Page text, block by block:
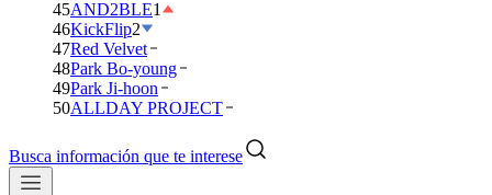
45AND2BLE1
46KickFlip2
47Red Velvet
48Park Bo-young
49Park Ji-hoon
50ALLDAY PROJECT
Busca información que te interese